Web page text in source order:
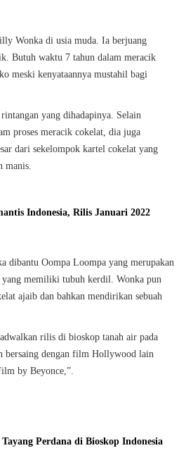
Wonka di usia muda. Ia berjuang
Butuh waktu 7 tahun dalam meracik
meski kenyataannya mustahil bagi
yang dihadapinya. Selain
proses meracik cokelat, dia juga
dari sekelompok kartel cokelat yang
manis.
Indonesia, Rilis Januari 2022
dibantu Oompa Loompa yang merupakan
memiliki tubuh kerdil. Wonka pun
ajaib dan bahkan mendirikan sebuah
rilis di bioskop tanah air pada
bersaing dengan film Hollywood lain
by Beyonce,”.
Perdana di Bioskop Indonesia